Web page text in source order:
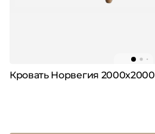
Кровать Норвегия 2000х2000